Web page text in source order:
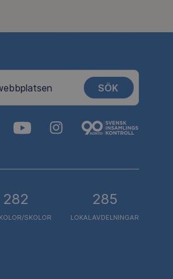
SÖK
282
SKOLOR
285
LOKALAVDELNINGAR